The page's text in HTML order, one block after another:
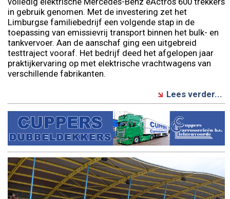
in gebruik genomen. Met de investering zet het
Limburgse familiebedrijf een volgende stap in de
toepassing van emissievrij transport binnen het bulk- en
tankvervoer. Aan de aanschaf ging een uitgebreid
testtraject vooraf. Het bedrijf deed het afgelopen jaar
praktijkervaring op met elektrische vrachtwagens van
verschillende fabrikanten.
Lees verder...